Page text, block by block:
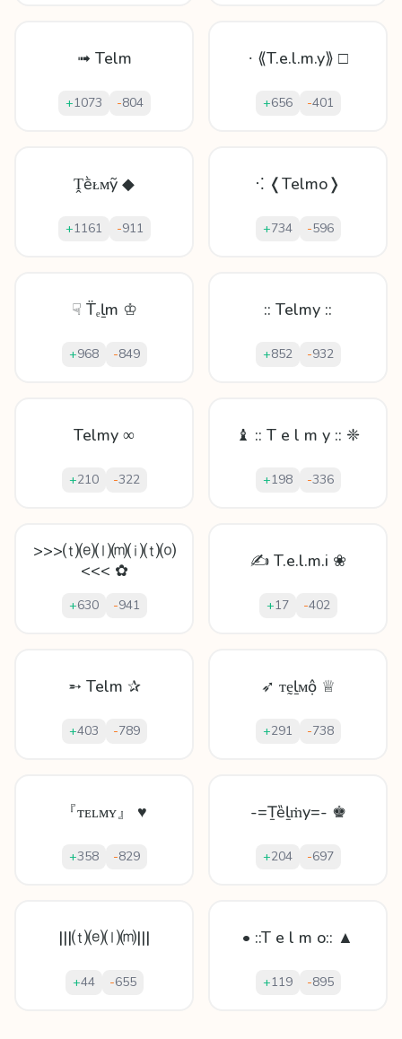
➟ Telm
+1073 -804
∙ ⟪T.e.l.m.y⟫ □
+656 -401
Ṱḕᴌᴍỹ ◆
+1161 -911
⁖ ❬Telmo❭
+734 -596
☟ T̈ₑḻm ♔
+968 -849
:: Telmy ::
+852 -932
Telmy ∞
+210 -322
♝ :: T e l m y :: ❈
+198 -336
>>>⒯⒠⒧⒨⒤⒯⒪
<<< ✿
+630 -941
✍ T.e.l.m.i ❀
+17 -402
➵ Telm ✰
+403 -789
➶ ᴛḛḻᴍộ ♕
+291 -738
『ᴛᴇʟᴍʏ』 ♥
+358 -829
-=Ṯȅḻṁy=- ♚
+204 -697
|||⒯⒠⒧⒨|||
+44 -655
• ::T e l m o:: ▲
+119 -895